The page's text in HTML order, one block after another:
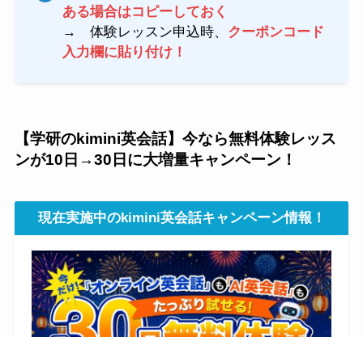
ある場合はコピーしておく
→ 体験レッスン申込時、 クーポンコード
入力欄に貼り付け！
【学研のkimini英会話】今なら無料体験レッス
ンが10日→30日に大増量キャンペーン！
現在実施中のkimini英会話キャンペーン情報！